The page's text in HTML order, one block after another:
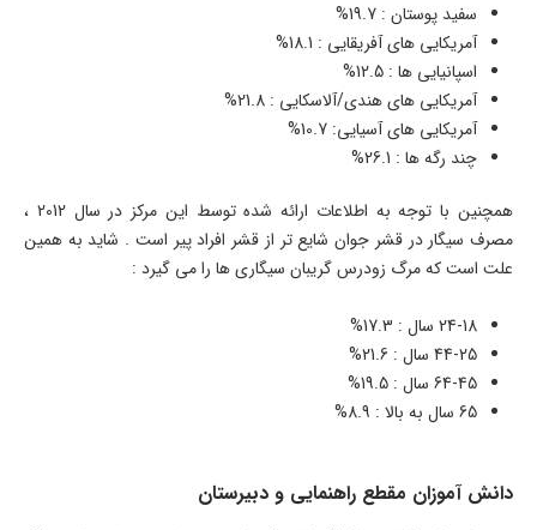
سفید پوستان : 19.7%
آمریکایی های آفریقایی : 18.1%
اسپانیایی ها : 12.5%
آمریکایی های هندی/آلاسکایی : 21.8%
آمریکایی های آسیایی: 10.7%
چند رگه ها : 26.1%
همچنین با توجه به اطلاعات ارائه شده توسط این مرکز در سال 2012 ،
مصرف سیگار در قشر جوان شایع تر از قشر افراد پیر است . شاید به همین
علت است که مرگ زودرس گریبان سیگاری ها را می گیرد :
24-18 سال : 17.3%
44-25 سال : 21.6%
64-45 سال : 19.5%
65 سال به بالا : 8.9%
دانش آموزان مقطع راهنمایی و دبیرستان